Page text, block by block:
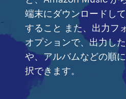
端末にダウンロードし
すること また、出力フ
オプションで、出力し
や、アルバムなどの順
択できます。